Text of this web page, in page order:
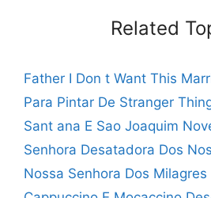
Related
Father I Don t Want This
Para Pintar De Stranger
Sant ana E Sao Joaquim
Senhora Desatadora Dos
Nossa Senhora Dos Milagres